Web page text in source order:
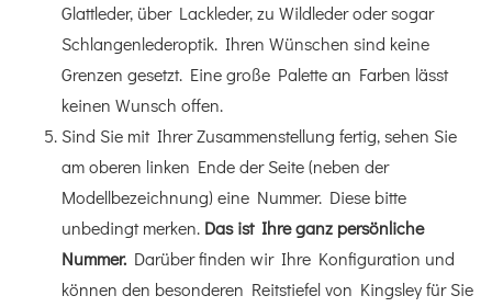
Glattleder, über Lackleder, zu Wildleder oder sogar
Schlangenlederoptik. Ihren Wünschen sind keine
Grenzen gesetzt. Eine große Palette an Farben lässt
keinen Wunsch offen.
Sind Sie mit Ihrer Zusammenstellung fertig, sehen Sie
am oberen linken Ende der Seite (neben der
Modellbezeichnung) eine Nummer. Diese bitte
unbedingt merken. Das ist Ihre ganz persönliche
Nummer. Darüber finden wir Ihre Konfiguration und
können den besonderen Reitstiefel von Kingsley für Sie